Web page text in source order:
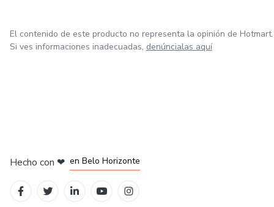
El contenido de este producto no representa la opinión de Hotmart.
Si ves informaciones inadecuadas, denúncialas aquí
Hecho con ❤ en Belo Horizonte